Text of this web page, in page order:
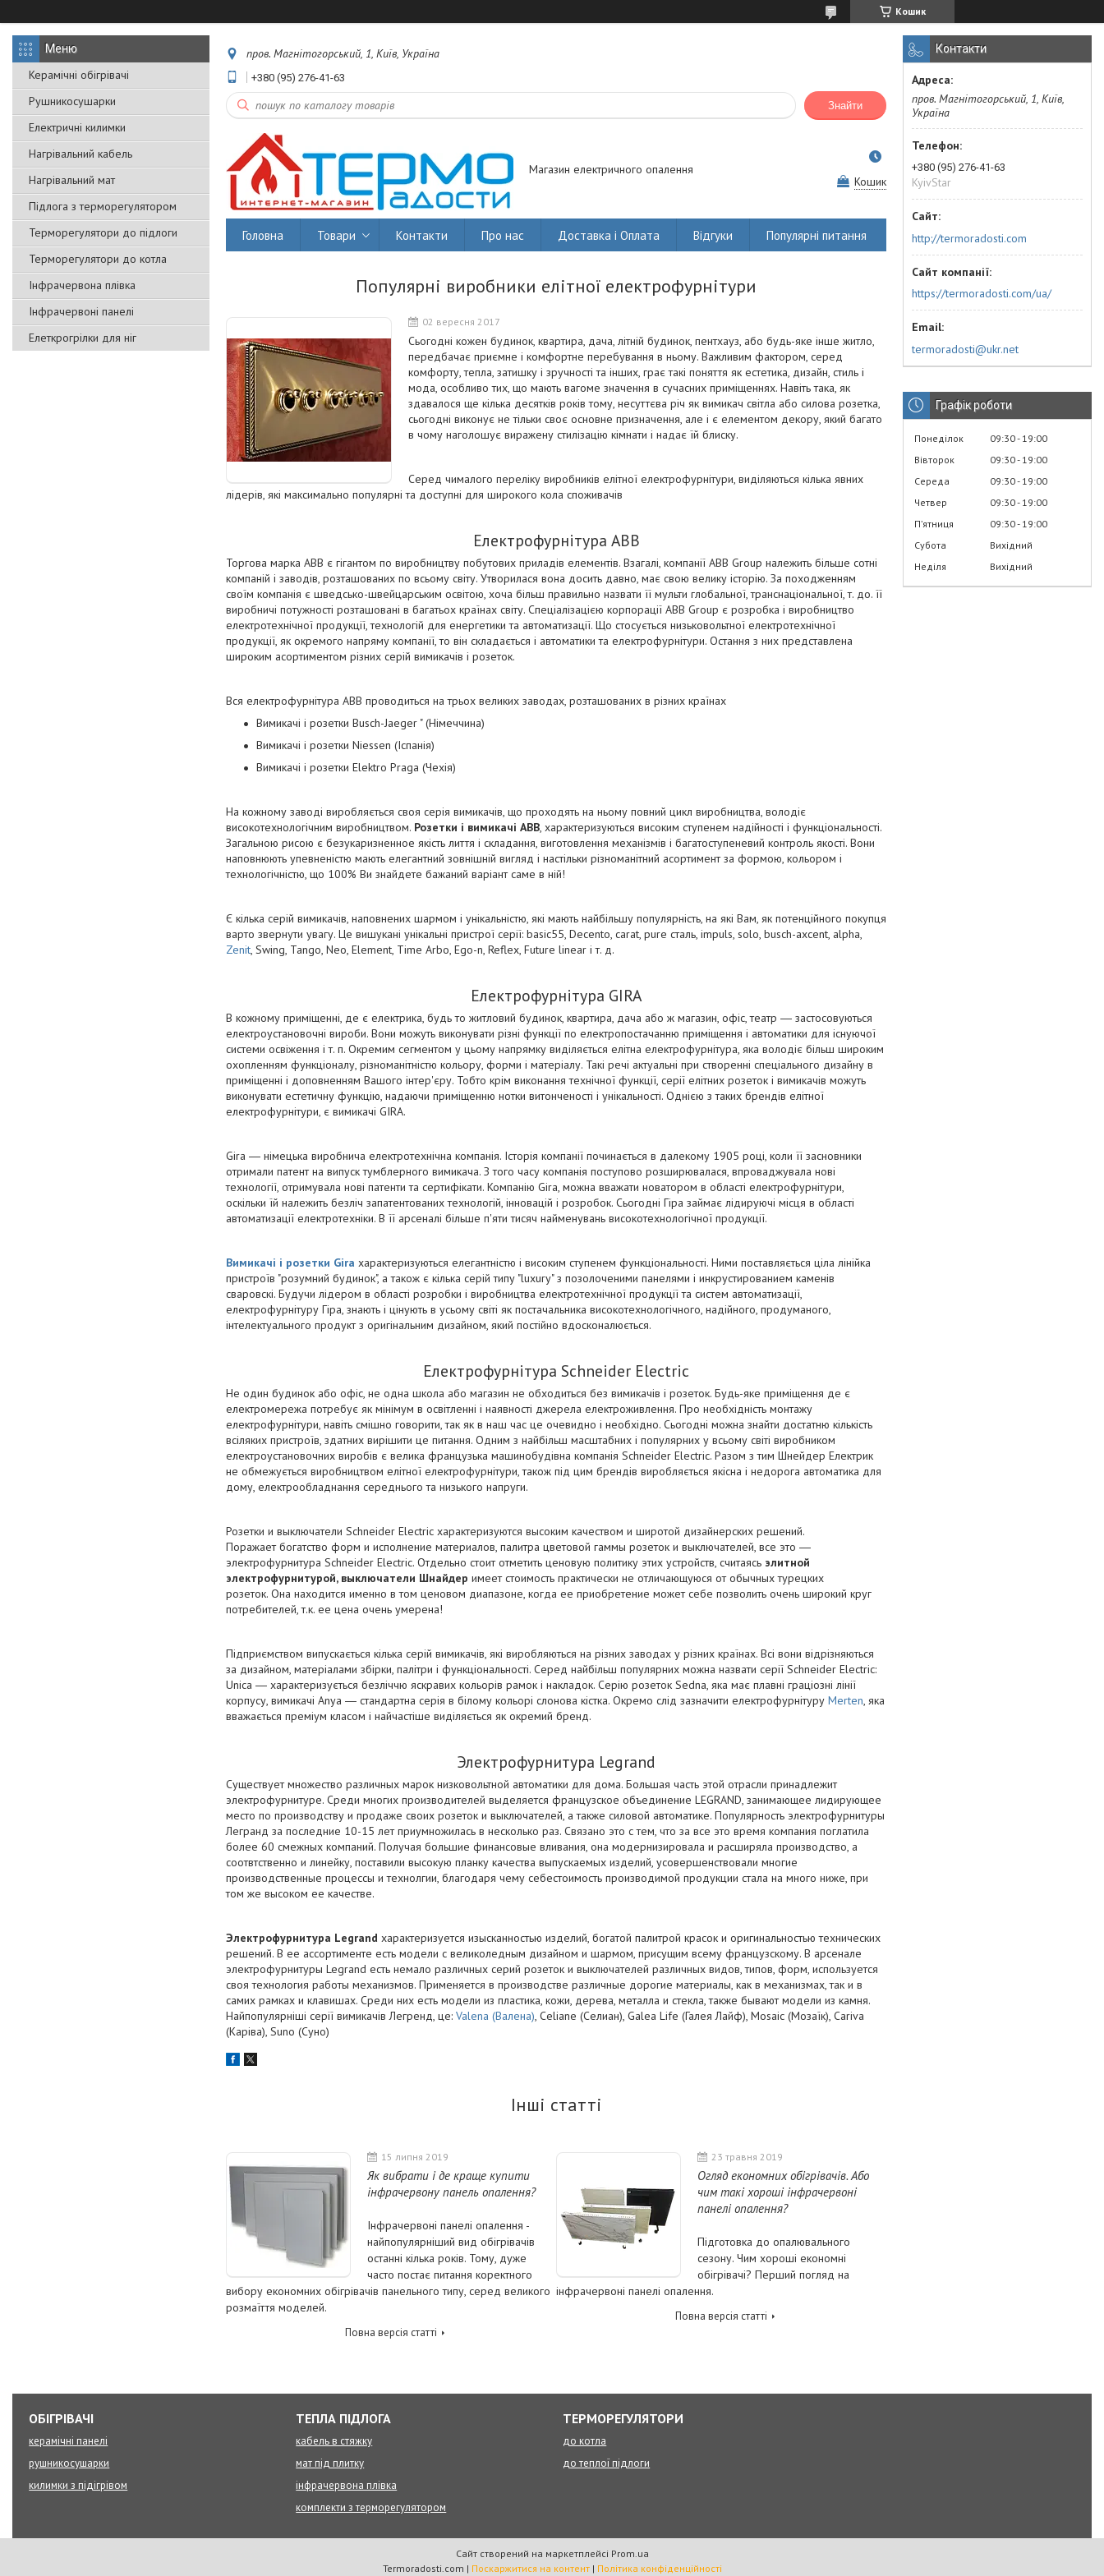
Кошик
Керамічні обігрівачі
Рушникосушарки
Електричні килимки
Нагрівальний кабель
Нагрівальний мат
Підлога з терморегулятором
Терморегулятори до підлоги
Терморегулятори до котла
Інфрачервона плівка
Інфрачервоні панелі
Елеткрогрілки для ніг
пров. Магнітогорський, 1, Київ, Україна
+380 (95) 276-41-63
Знайти
Магазин електричного опалення
Кошик
Головна Товари Контакти Про нас Доставка і Оплата Відгуки Популярні питання
Популярні виробники елітної електрофурнітури
02 вересня 2017
Сьогодні кожен будинок, квартира, дача, літній будинок, пентхауз, або будь-яке інше житло,
передбачає приємне і комфортне перебування в ньому. Важливим фактором, серед
комфорту, тепла, затишку і зручності та інших, грає такі поняття як естетика, дизайн, стиль і
мода, особливо тих, що мають вагоме значення в сучасних приміщеннях. Навіть така, як
здавалося ще кілька десятків років тому, несуттєва річ як вимикач світла або силова розетка,
сьогодні виконує не тільки своє основне призначення, але і є елементом декору, який багато
в чому наголошує виражену стилізацію кімнати і надає їй блиску.
Серед чималого переліку виробників елітної електрофурнітури, виділяються кілька явних
лідерів, які максимально популярні та доступні для широкого кола споживачів
Електрофурнітура ABB
Торгова марка ABB є гігантом по виробництву побутових приладів елементів. Взагалі, компанії ABB Group належить більше сотні
компаній і заводів, розташованих по всьому світу. Утворилася вона досить давно, має свою велику історію. За походженням
своїм компанія є шведсько-швейцарським освітою, хоча більш правильно назвати її мульти глобальної, транснаціональної, т. до. її
виробничі потужності розташовані в багатьох країнах світу. Спеціалізацією корпорації ABB Group є розробка і виробництво
електротехнічної продукції, технологій для енергетики та автоматизації. Що стосується низьковольтної електротехнічної
продукції, як окремого напряму компанії, то він складається і автоматики та електрофурнітури. Остання з них представлена
широким асортиментом різних серій вимикачів і розеток.
Вся електрофурнітура ABB проводиться на трьох великих заводах, розташованих в різних країнах
Вимикачі і розетки Busch-Jaeger " (Німеччина)
Вимикачі і розетки Niessen (Іспанія)
Вимикачі і розетки Elektro Praga (Чехія)
На кожному заводі виробляється своя серія вимикачів, що проходять на ньому повний цикл виробництва, володіє
високотехнологічним виробництвом. Розетки і вимикачі ABB, характеризуються високим ступенем надійності і функціональності.
Загальною рисою є безукаризненное якість лиття і складання, виготовлення механізмів і багатоступеневий контроль якості. Вони
наповнюють упевненістю мають елегантний зовнішній вигляд і настільки різноманітний асортимент за формою, кольором і
технологічністю, що 100% Ви знайдете бажаний варіант саме в ній!
Є кілька серій вимикачів, наповнених шармом і унікальністю, які мають найбільшу популярність, на які Вам, як потенційного покупця
варто звернути увагу. Це вишукані унікальні пристрої серії: basic55, Decento, carat, pure сталь, impuls, solo, busch-axcent, alpha,
Zenit, Swing, Tango, Neo, Element, Time Arbo, Ego-n, Reflex, Future linear і т. д.
Електрофурнітура GIRA
В кожному приміщенні, де є електрика, будь то житловий будинок, квартира, дача або ж магазин, офіс, театр ― застосовуються
електроустановочні вироби. Вони можуть виконувати різні функції по електропостачанню приміщення і автоматики для існуючої
системи освіження і т. п. Окремим сегментом у цьому напрямку виділяється елітна електрофурнітура, яка володіє більш широким
охопленням функціоналу, різноманітністю кольору, форми і матеріалу. Такі речі актуальні при створенні спеціального дизайну в
приміщенні і доповненням Вашого інтер'єру. Тобто крім виконання технічної функції, серії елітних розеток і вимикачів можуть
виконувати естетичну функцію, надаючи приміщенню нотки витонченості і унікальності. Однією з таких брендів елітної
електрофурнітури, є вимикачі GIRA.
Gira ― німецька виробнича електротехнічна компанія. Історія компанії починається в далекому 1905 році, коли її засновники
отримали патент на випуск тумблерного вимикача. З того часу компанія поступово розширювалася, впроваджувала нові
технології, отримувала нові патенти та сертифікати. Компанію Gira, можна вважати новатором в області електрофурнітури,
оскільки їй належить безліч запатентованих технологій, інновацій і розробок. Сьогодні Гіра займає лідируючі місця в області
автоматизації електротехніки. В її арсеналі більше п'яти тисяч найменувань високотехнологічної продукції.
Вимикачі і розетки Gira характеризуються елегантністю і високим ступенем функціональності. Ними поставляється ціла лінійка
пристроїв "розумний будинок", а також є кілька серій типу "luxury" з позолоченими панелями і инкрустированием каменів
сваровскі. Будучи лідером в області розробки і виробництва електротехнічної продукції та систем автоматизації,
електрофурнітуру Гіра, знають і цінують в усьому світі як постачальника високотехнологічного, надійного, продуманого,
інтелектуального продукт з оригінальним дизайном, який постійно вдосконалюється.
Електрофурнітура Schneider Electric
Не один будинок або офіс, не одна школа або магазин не обходиться без вимикачів і розеток. Будь-яке приміщення де є
електромережа потребує як мінімум в освітленні і наявності джерела електроживлення. Про необхідність монтажу
електрофурнітури, навіть смішно говорити, так як в наш час це очевидно і необхідно. Сьогодні можна знайти достатню кількість
всіляких пристроїв, здатних вирішити це питання. Одним з найбільш масштабних і популярних у всьому світі виробником
електроустановочних виробів є велика французька машинобудівна компанія Schneider Electric. Разом з тим Шнейдер Електрик
не обмежується виробництвом елітної електрофурнітури, також під цим брендів виробляється якісна і недорога автоматика для
дому, електрообладнання середнього та низького напруги.
Розетки и выключатели Schneider Electric характеризуются высоким качеством и широтой дизайнерских решений.
Поражает богатство форм и исполнение материалов, палитра цветовой гаммы розеток и выключателей, все это ―
электрофурнитура Schneider Electric. Отдельно стоит отметить ценовую политику этих устройств, считаясь элитной
электрофурнитурой, выключатели Шнайдер имеет стоимость практически не отличающуюся от обычных турецких
розеток. Она находится именно в том ценовом диапазоне, когда ее приобретение может себе позволить очень широкий круг
потребителей, т.к. ее цена очень умерена!
Підприємством випускається кілька серій вимикачів, які виробляються на різних заводах у різних країнах. Всі вони відрізняються
за дизайном, матеріалами збірки, палітри і функціональності. Серед найбільш популярних можна назвати серії Schneider Electric:
Unica ― характеризується безліччю яскравих кольорів рамок і накладок. Серію розеток Sedna, яка має плавні граціозні лінії
корпусу, вимикачі Anya ― стандартна серія в білому кольорі слонова кістка. Окремо слід зазначити електрофурнітуру Merten, яка
вважається преміум класом і найчастіше виділяється як окремий бренд.
Электрофурнитура Legrand
Существует множество различных марок низковольтной автоматики для дома. Большая часть этой отрасли принадлежит
электрофурнитуре. Среди многих производителей выделяется французское объединение LEGRAND, занимающее лидирующее
место по производству и продаже своих розеток и выключателей, а также силовой автоматике. Популярность электрофурнитуры
Легранд за последние 10-15 лет приумножилась в несколько раз. Связано это с тем, что за все это время компания поглатила
более 60 смежных компаний. Получая большие финансовые вливания, она модернизировала и расширяла производство, а
соотвтственно и линейку, поставили высокую планку качества выпускаемых изделий, усовершенствовали многие
производственные процессы и технолгии, благодаря чему себестоимость производимой продукции стала на много ниже, при
том же высоком ее качестве.
Электрофурнитура Legrand характеризуется изысканностью изделий, богатой палитрой красок и оригинальностью технических
решений. В ее ассортименте есть модели с великоледным дизайном и шармом, присущим всему французскому. В арсенале
электрофурнитуры Legrand есть немало различных серий розеток и выключателей различных видов, типов, форм, используется
своя технология работы механизмов. Применяется в производстве различные дорогие материалы, как в механизмах, так и в
самих рамках и клавишах. Среди них есть модели из пластика, кожи, дерева, металла и стекла, также бывают модели из камня.
Найпопулярніші серії вимикачів Легренд, це: Valena (Валена), Celiane (Селиан), Galea Life (Галея Лайф), Mosaic (Мозаїк), Cariva
(Каріва), Suno (Суно)
Інші статті
15 липня 2019
Як вибрати і де краще купити
інфрачервону панель опалення?
Інфрачервоні панелі опалення -
найпопулярніший вид обігрівачів
останні кілька років. Тому, дуже
часто постає питання коректного
вибору економних обігрівачів панельного типу, серед великого
розмаїття моделей.
Повна версія статті
23 травня 2019
Огляд економних обігрівачів. Або
чим такі хороші інфрачервоні
панелі опалення?
Підготовка до опалювального
сезону. Чим хороші економні
обігрівачі? Перший погляд на
інфрачервоні панелі опалення.
Повна версія статті
Контакти
пров. Магнітогорський, 1, Київ,
Україна
+380 (95) 276-41-63
KyivStar
http://termoradosti.com
https://termoradosti.com/ua/
termoradosti@ukr.net
Графік роботи
Понеділок 09:30 19:00
Вівторок
09:30 19:00
Середа
09:30 19:00
Четвер
09:30 19:00
Пʼятниця
09:30 19:00
Субота
Вихідний
Неділя
Вихідний
ОБІГРІВАЧІ
керамічні панелі
рушникосушарки
килимки з підігрівом
ТЕПЛА ПІДЛОГА
кабель в стяжку
мат під плитку
інфрачервона плівка
комплекти з терморегулятором
ТЕРМОРЕГУЛЯТОРИ
до котла
до теплої підлоги
Сайт створений на маркетплейсі Prom.ua
Termoradosti.com | Поскаржитися на контент | Політика конфіденційності